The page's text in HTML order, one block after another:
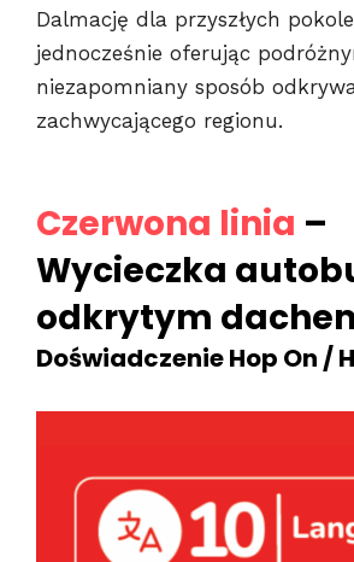
Dalmację dla przyszłych
jednocześnie oferując
niezapomniany sposób
zachwycającego regionu.
Czerwona linia –
Wycieczka
odkrytym
Doświadczenie Hop On /